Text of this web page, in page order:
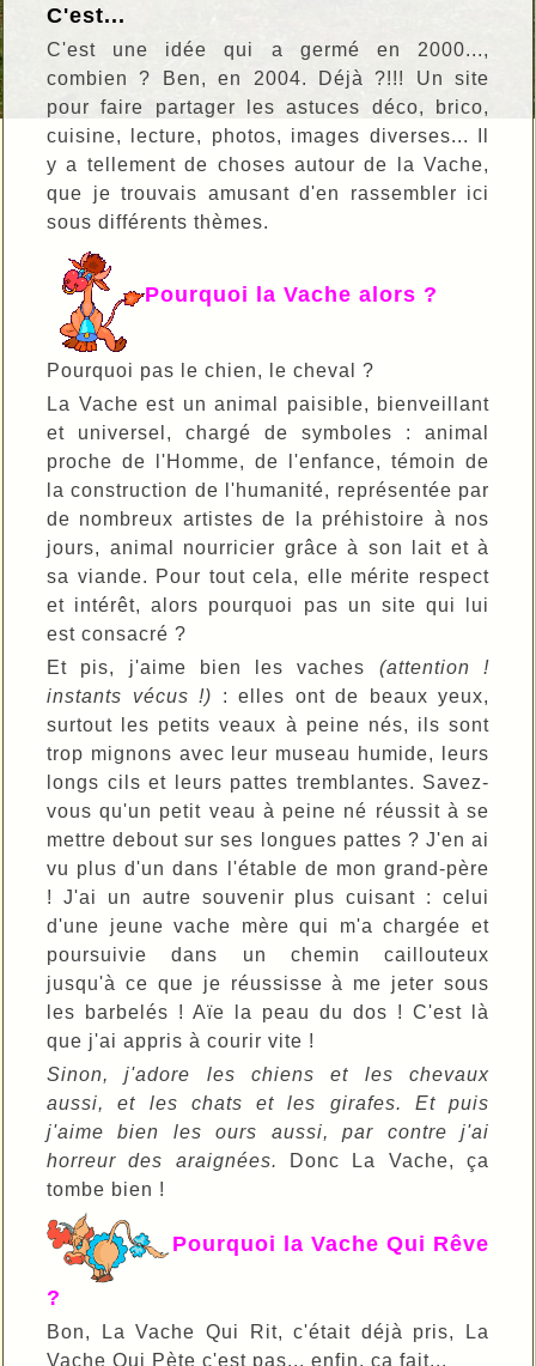
C'est...
C'est une idée qui a germé en 2000...,
combien ? Ben, en 2004. Déjà ?!!! Un site
pour faire partager les astuces déco, brico,
cuisine, lecture, photos, images diverses... Il
y a tellement de choses autour de la Vache,
que je trouvais amusant d'en rassembler ici
sous différents thèmes.
Pourquoi la Vache alors ?
Pourquoi pas le chien, le cheval ?
La Vache est un animal paisible, bienveillant
et universel, chargé de symboles : animal
proche de l'Homme, de l'enfance, témoin de
la construction de l'humanité, représentée par
de nombreux artistes de la préhistoire à nos
jours, animal nourricier grâce à son lait et à
sa viande. Pour tout cela, elle mérite respect
et intérêt, alors pourquoi pas un site qui lui
est consacré ?
Et pis, j'aime bien les vaches (attention !
instants vécus !) : elles ont de beaux yeux,
surtout les petits veaux à peine nés, ils sont
trop mignons avec leur museau humide, leurs
longs cils et leurs pattes tremblantes. Savez-
vous qu'un petit veau à peine né réussit à se
mettre debout sur ses longues pattes ? J'en ai
vu plus d'un dans l'étable de mon grand-père
! J'ai un autre souvenir plus cuisant : celui
d'une jeune vache mère qui m'a chargée et
poursuivie dans un chemin caillouteux
jusqu'à ce que je réussisse à me jeter sous
les barbelés ! Aïe la peau du dos ! C'est là
que j'ai appris à courir vite !
Sinon, j'adore les chiens et les chevaux
aussi, et les chats et les girafes. Et puis
j'aime bien les ours aussi, par contre j'ai
horreur des araignées.
Donc La Vache, ça
tombe bien !
Pourquoi la Vache Qui Rêve
?
Bon, La Vache Qui Rit, c'était déjà pris, La
Vache Qui Pète c'est pas... enfin, ça fait...